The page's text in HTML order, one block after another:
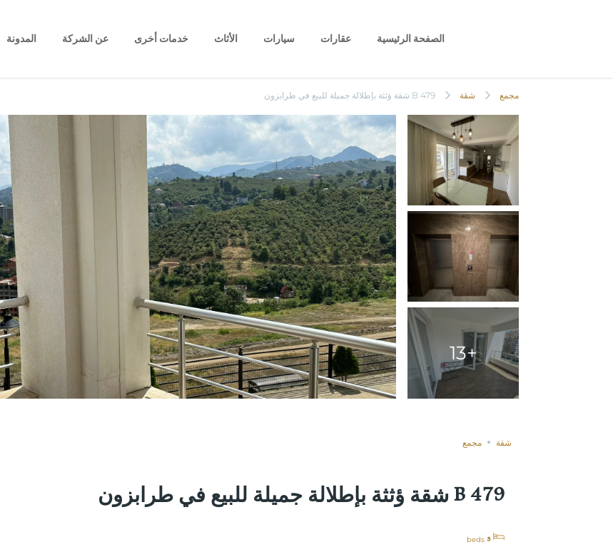
الصفحة الرئيسية عقارات سيارات الأثاث خدمات أخرى عن الشركة المدونة
مجمع شقة B 479 شقة ؤثثة بإطلالة جميلة للبيع في طرابزون
+13
شقة مجمع
B 479 شقة ؤثثة بإطلالة جميلة للبيع في طرابزون
3
beds